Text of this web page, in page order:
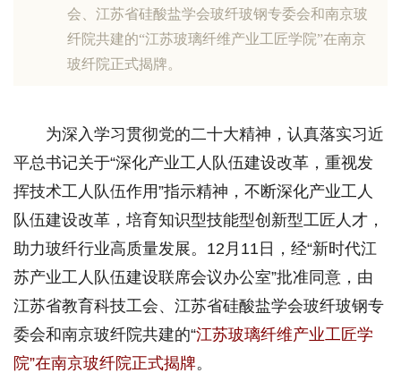
会、江苏省硅酸盐学会玻纤玻钢专委会和南京玻
纤院共建的“江苏玻璃纤维产业工匠学院”在南京
玻纤院正式揭牌。
为深入学习贯彻党的二十大精神，认真落实习近
平总书记关于“深化产业工人队伍建设改革，重视发
挥技术工人队伍作用”指示精神，不断深化产业工人
队伍建设改革，培育知识型技能型创新型工匠人才，
助力玻纤行业高质量发展。12月11日，经“新时代江
苏产业工人队伍建设联席会议办公室”批准同意，由
江苏省教育科技工会、江苏省硅酸盐学会玻纤玻钢专
委会和南京玻纤院共建的“江苏玻璃纤维产业工匠学
院”在南京玻纤院正式揭牌。